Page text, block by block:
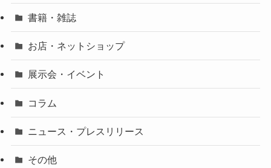
書籍・雑誌
お店・ネットショップ
展示会・イベント
コラム
ニュース・プレスリリース
その他